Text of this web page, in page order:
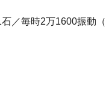
／毎時2万1600振動